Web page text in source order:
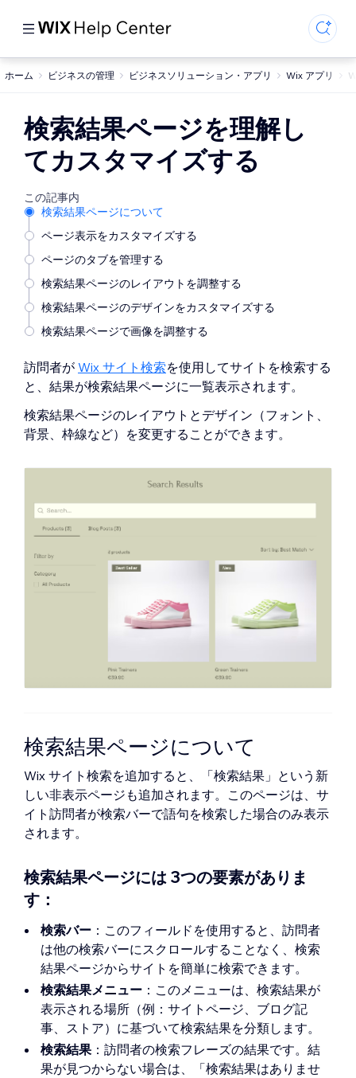
ホーム ビジネスの管理 ビジネスソリューション・アプリ Wix アプリ
検索結果ページを理解し
てカスタマイズする
この記事内
検索結果ページについて
ページ表示をカスタマイズする
ページのタブを管理する
検索結果ページのレイアウトを調整する
検索結果ページのデザインをカスタマイズする
検索結果ページで画像を調整する
訪問者が Wix サイト検索を使用してサイトを検索する
と 、結果が検索結果ページに一覧表示されます。
検索結果ページのレイアウトとデザイン（フォント、
背景、枠線など）を変更することができます。
検索結果ページについて
Wix サイト検索を追加すると、「検索結果」という新
しい非表示ページも追加されます。このページは、サ
イト訪問者が検索バーで語句を検索した場合のみ表示
されます。
検索結果ページには 3つの要素がありま
す：
検索バー ：このフィールドを使用すると、訪問者
は他の検索バーにスクロールすることなく、検索
結果ページからサイトを簡単に検索できます。
検索結果メニュー ：このメニューは、検索結果が
表示される場所（例：サイトページ、ブログ記
事、ストア）に基づいて検索結果を分類します。
検索結果：訪問者の検索フレーズの結果です。結
果が見つからない場合は、「検索結果はありませ